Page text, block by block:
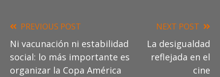
Read
more
articles
PREVIOUS POST
Ni vacunación ni estabilidad
social: lo más importante es
organizar la Copa América
NEXT POST
La desigualdad
reflejada en el
cine